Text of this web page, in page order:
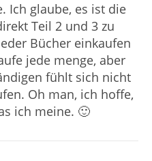
Ich glaube, es ist die
Teil 2 und 3 zu
Bücher einkaufen
jede menge, aber
fühlt sich nicht
Oh man, ich hoffe,
ich meine. 🙂